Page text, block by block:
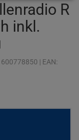
R
inkl.
600778850 | EAN: